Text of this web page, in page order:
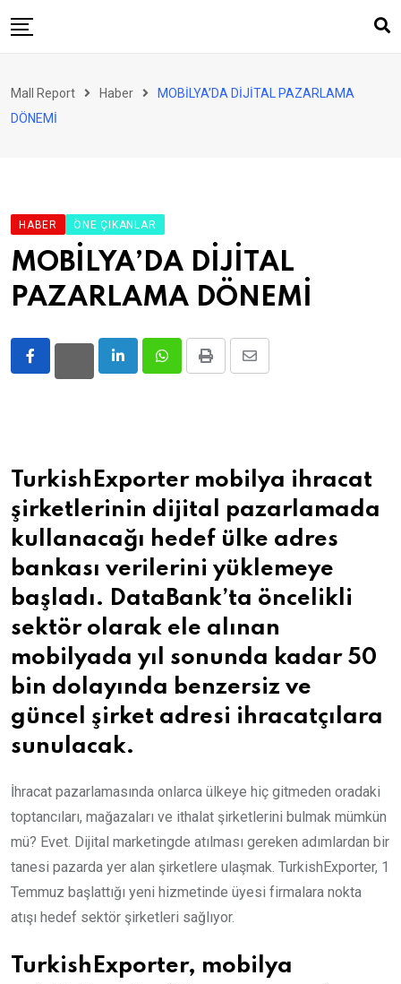
to
Perakende
Ürün ve Hizmet
Enerji
Haber
Atamalar
Mall Report Haber
MOBİLYA’DA DİJİTAL PAZARLAMA
DÖNEMİ
HABER ÖNE ÇIKANLAR
MOBİLYA’DA DİJİTAL
PAZARLAMA DÖNEMİ
LinkedInWhatsappPrint
Share
TurkishExporter mobilya ihracat
şirketlerinin dijital pazarlamada
kullanacağı hedef ülke adres
bankası verilerini yüklemeye
başladı. DataBank’ta öncelikli
sektör olarak ele alınan
mobilyada yıl sonunda kadar 50
bin dolayında benzersiz ve
güncel şirket adresi ihracatçılara
sunulacak.
İhracat pazarlamasında onlarca ülkeye hiç gitmeden oradaki
toptancıları, mağazaları ve ithalat şirketlerini bulmak mümkün
mü? Evet. Dijital marketingde atılması gereken adımlardan bir
tanesi pazarda yer alan şirketlere ulaşmak. TurkishExporter, 1
Temmuz başlattığı yeni hizmetinde üyesi firmalara nokta
atışı hedef sektör şirketleri sağlıyor.
TurkishExporter, mobilya